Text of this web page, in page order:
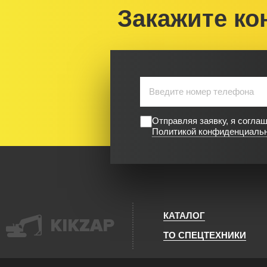
Закажите
Отправляя заявку, я
Политикой
KIKZAP
КАТАЛОГ
ТО СПЕЦТЕХНИКИ